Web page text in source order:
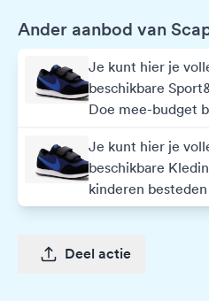
Ander aanbod van
Je kunt hier je
beschikbare
Doe mee-budget
Je kunt hier je
beschikbare
kinderen besteden
Deel actie